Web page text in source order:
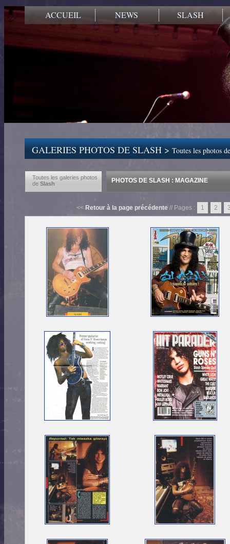
ACCUEIL NEWS SLASH
GALERIES PHOTOS DE SLASH >Toutes les photos
Toutes les galeries photos
de Slash PHOTOS DE SLASH : MAGAZINE
<< Retour à la page précédente // Pages : 1 2